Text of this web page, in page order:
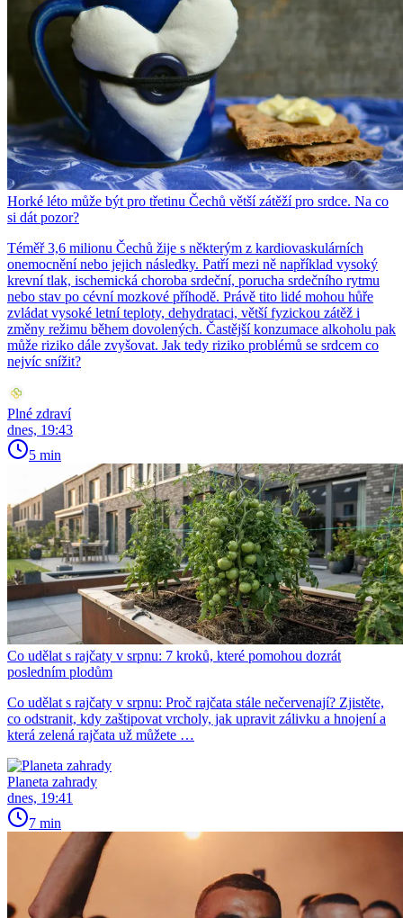
Horké léto může být pro třetinu Čechů větší zátěží pro srdce. Na co
si dát pozor?
Téměř 3,6 milionu Čechů žije s některým z kardiovaskulárních
onemocnění nebo jejich následky. Patří mezi ně například vysoký
krevní tlak, ischemická choroba srdeční, porucha srdečního rytmu
nebo stav po cévní mozkové příhodě. Právě tito lidé mohou hůře
zvládat vysoké letní teploty, dehydrataci, větší fyzickou zátěž i
změny režimu během dovolených. Častější konzumace alkoholu pak
může riziko dále zvyšovat. Jak tedy riziko problémů se srdcem co
nejvíc snížit?
Plné zdraví
dnes, 19:43
5 min
Co udělat s rajčaty v srpnu: 7 kroků, které pomohou dozrát
posledním plodům
Co udělat s rajčaty v srpnu: Proč rajčata stále nečervenají? Zjistěte,
co odstranit, kdy zaštipovat vrcholy, jak upravit zálivku a hnojení a
která zelená rajčata už můžete …
Planeta zahrady
dnes, 19:41
7 min